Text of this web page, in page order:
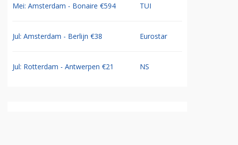
Mei: Amsterdam - Bonaire €594 TUI
Jul: Amsterdam - Berlijn €38 Eurostar
Jul: Rotterdam - Antwerpen €21 NS